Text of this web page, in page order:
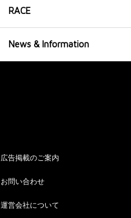
RACE
News & Information
広告掲載のご案内
お問い合わせ
運営会社について